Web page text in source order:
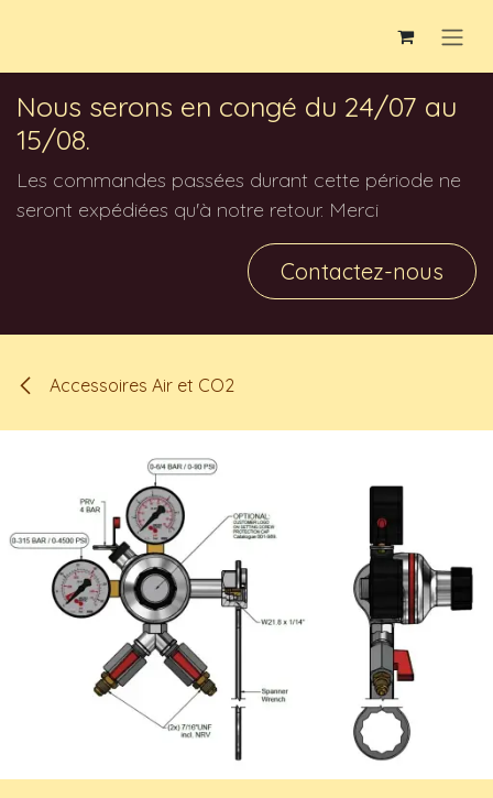
Nous serons en congé du 24/07 au
15/08.
Les commandes passées durant cette période ne
seront expédiées qu'à notre retour. Merci
Contactez-nous
Accessoires Air et CO2